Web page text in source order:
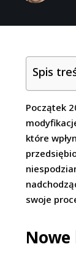
Spis
Początek
które
swoje